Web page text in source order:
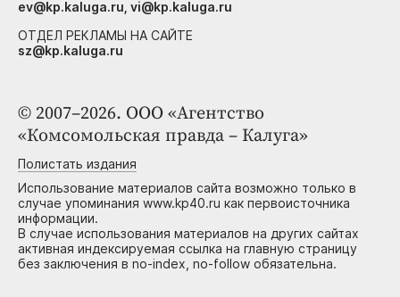
© 2007–2026. ООО «Агентство
«Комсомольская правда – Калуга»
Полистать издания
Использование материалов сайта возможно только в
случае упоминания www.kp40.ru как первоисточника
информации.
В случае использования материалов на других сайтах
активная индексируемая ссылка на главную страницу
без заключения в no-index, no-follow обязательна.
ev@kp.kaluga.ru, vi@kp.kaluga.ru
ОТДЕЛ РЕКЛАМЫ НА САЙТЕ
sz@kp.kaluga.ru